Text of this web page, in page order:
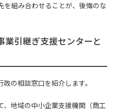
を組み合わせることが、後悔のな
業引継ぎ支援センターと
の相談窓口を紹介します。
、地域の中小企業支援機関（商工